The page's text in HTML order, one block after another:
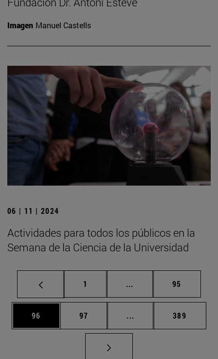
Imagen Manuel Castells
06 | 11 | 2024
Actividades para todos los públicos en la
Semana de la Ciencia de la Universidad
Página
1 ... Páginas intermedias
Página
95
Página
96 Página
97 ... Páginas intermedias
Página
389